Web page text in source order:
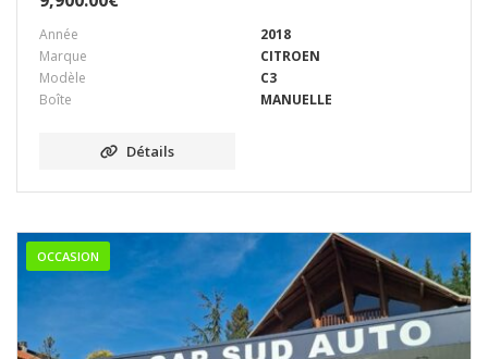
Année
2018
Marque
CITROEN
Modèle
C3
Boîte
MANUELLE
Détails
OCCASION